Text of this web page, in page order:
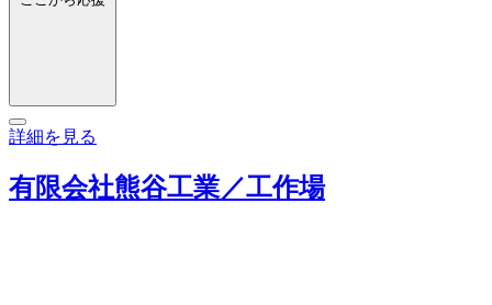
詳細を見る
有限会社熊谷工業／工作場